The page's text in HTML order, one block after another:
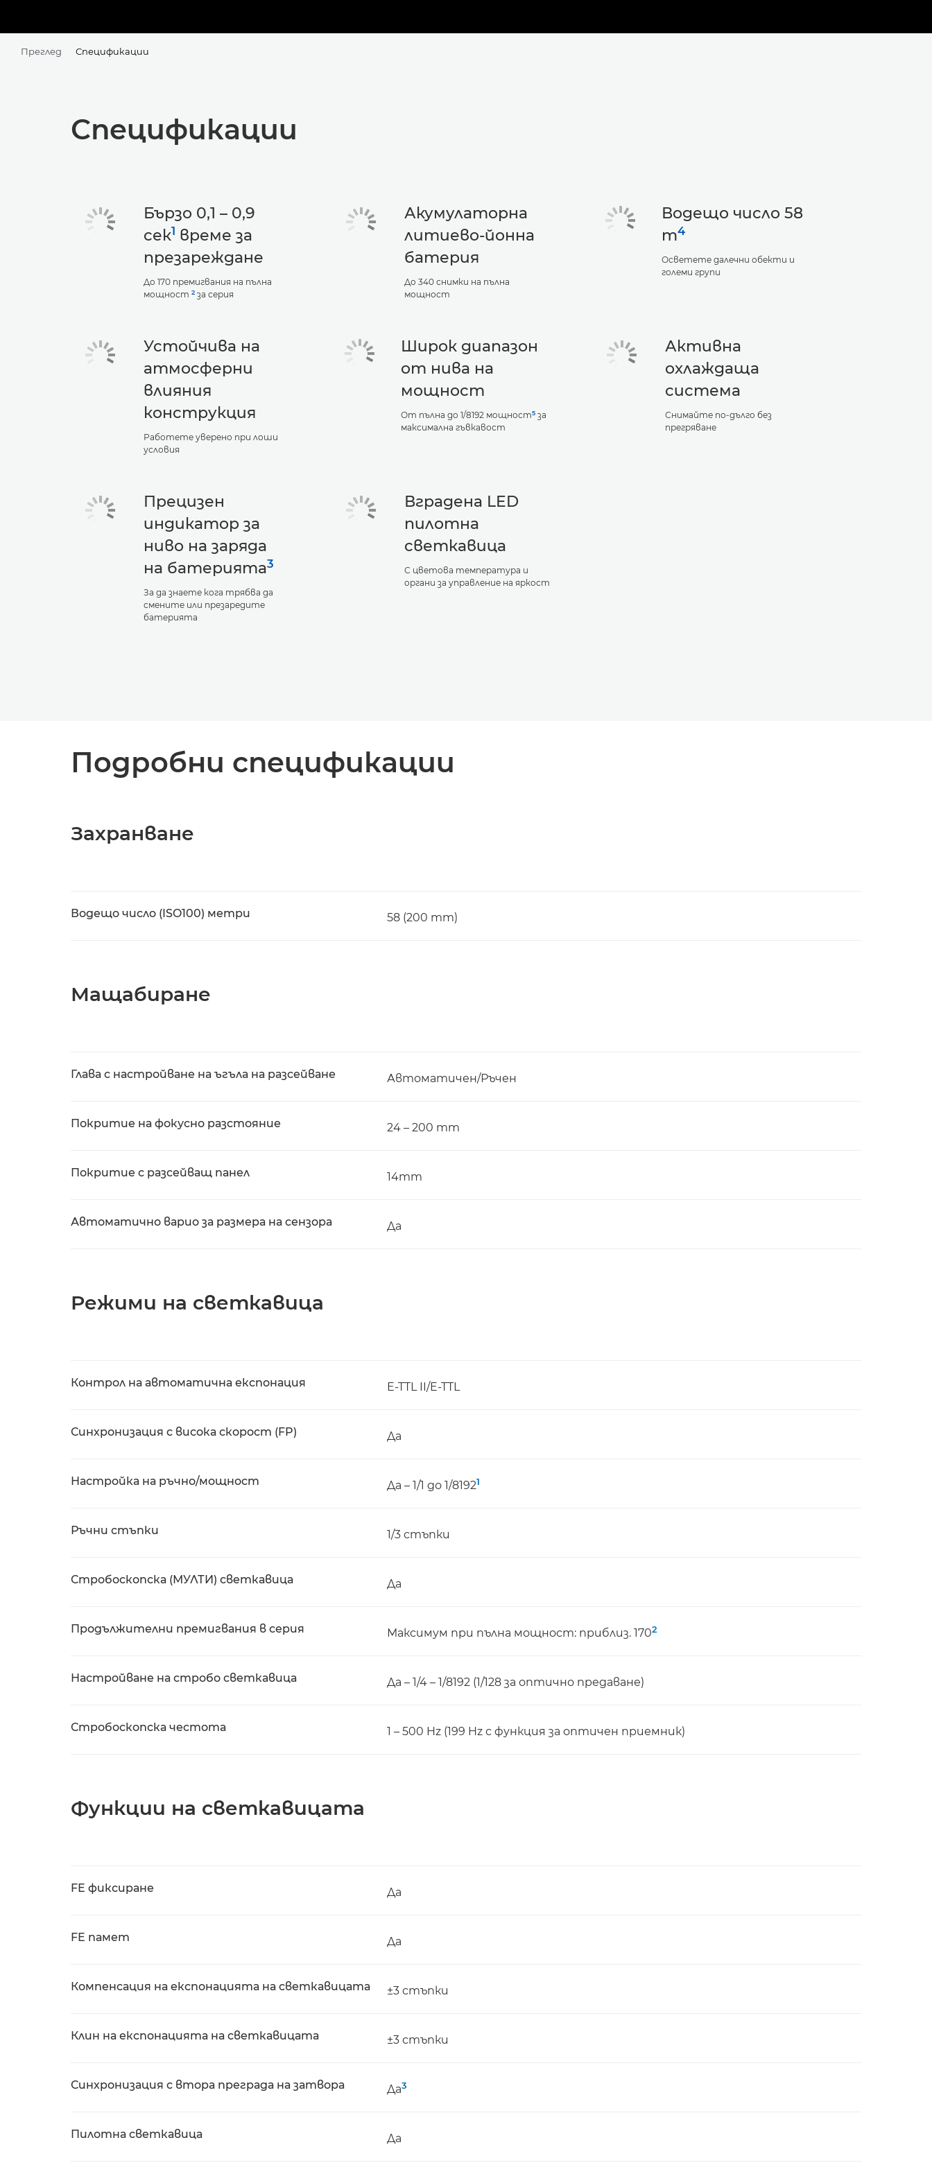
Преглед Спецификации
Спецификации
Бързо 0,1 – 0,9
сек1 време за
презареждане
До 170 премигвания на пълна
мощност 2 за серия
Акумулаторна
литиево-йонна
батерия
До 340 снимки на пълна
мощност
Водещо число 58
m4
Осветете далечни обекти и
големи групи
Устойчива на
атмосферни
влияния
конструкция
Работете уверено при лоши
условия
Широк диапазон
от нива на
мощност
От пълна до 1/8192 мощност5за
максимална гъвкавост
Активна
охлаждаща
система
Снимайте по-дълго без
прегряване
Прецизен
индикатор за
ниво на заряда
на батерията3
За да знаете кога трябва да
смените или презаредите
батерията
Вградена LED
пилотна
светкавица
С цветова температура и
органи за управление на яркост
Подробни спецификации
Захранване
Водещо число (ISO100) метри 58 (200 mm)
Мащабиране
Глава с настройване на ъгъла на разсейване Автоматичен/Ръчен
Покритие на фокусно разстояние 24 – 200 mm
Покритие с разсейващ панел 14mm
Автоматично варио за размера на сензора Да
Режими на светкавица
Контрол на автоматична експонация E-TTL II/E-TTL
Синхронизация с висока скорост (FP) Да
Настройка на ръчно/мощност Да – 1/1 до 1/81921
Ръчни стъпки 1/3 стъпки
Стробоскопска (МУЛТИ) светкавица Да
Продължителни премигвания в серия Максимум при пълна мощност: приблиз. 1702
Настройване на стробо светкавица Да – 1/4 – 1/8192 (1/128 за оптично предаване)
Стробоскопска честота 1 – 500 Hz (199 Hz с функция за оптичен приемник)
Функции на светкавицата
FE фиксиране Да
FE памет Да
Компенсация на експонацията на светкавицата ±3 стъпки
Клин на експонацията на светкавицата ±3 стъпки
Синхронизация с втора преграда на затвора Да3
Пилотна светкавица Да